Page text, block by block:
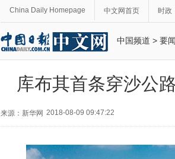
China Daily Homepage 中文网首页 时政
中国频道 > 要闻
库布其首条穿沙公
来源：新华网 2018-08-09 09:47:22